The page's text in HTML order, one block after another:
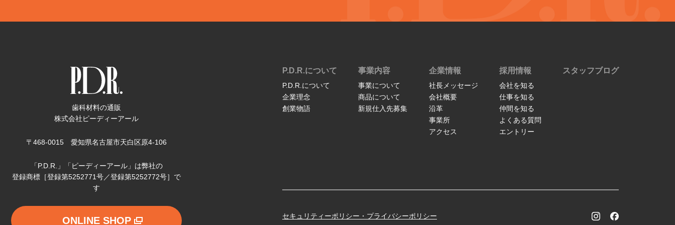
歯科材料の通販
株式会社ピーディーアール
〒468-0015 愛知県名古屋市天白区原4-106
「P.D.R.」「ピーディーアール」は弊社の
登録商標［登録第5252771号／登録第5252772号］で
す
ONLINE SHOP
P.D.R.について
P.D.R.について
企業理念
創業物語
事業内容
事業について
商品について
新規仕入先募集
企業情報
社長メッセージ
会社概要
沿革
事業所
アクセス
採用情報
会社を知る
仕事を知る
仲間を知る
よくある質問
エントリー
スタッフブログ
セキュリティーポリシー・プライバシーポリシー